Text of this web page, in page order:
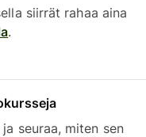
siirrät rahaa aina
.
seuraa, miten sen